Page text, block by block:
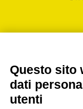
I nostri punti di
Questo sito
dati
utenti